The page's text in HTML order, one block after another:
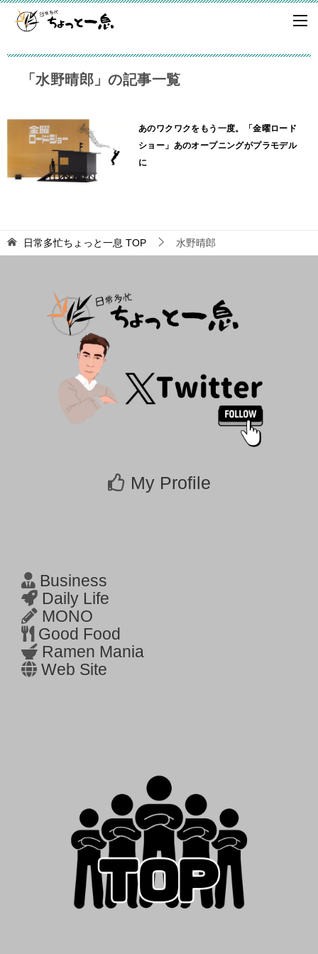
「水野晴郎」の記事一覧
あのワクワクをもう一度。「金曜ロード
ショー」あのオープニングがプラモデル
に
日常多忙ちょっと一息 TOP 水野晴郎
My Profile
Business
Daily Life
MONO
Good Food
Ramen Mania
Web Site